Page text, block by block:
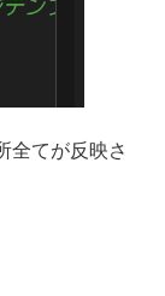
全てが反映さ